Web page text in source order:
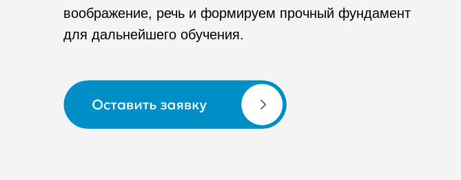
Заказать звонок
воображение, речь и формируем прочный фундамент
для дальнейшего обучения.